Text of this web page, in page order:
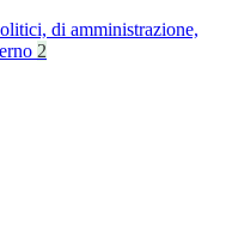
di amministrazione,
2